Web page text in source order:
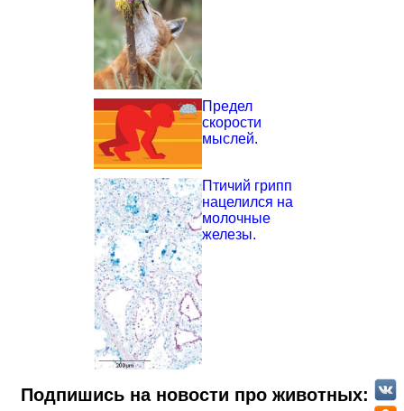
Предел
скорости
мыслей.
Птичий грипп
нацелился на
молочные
железы.
Подпишись на новости про животных: